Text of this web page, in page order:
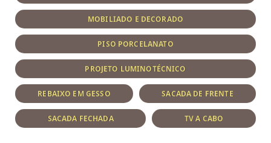
MOBILIADO E DECORADO
PISO PORCELANATO
PROJETO LUMINOTÉCNICO
REBAIXO EM GESSO SACADA DE FRENTE
SACADA FECHADA TV A CABO